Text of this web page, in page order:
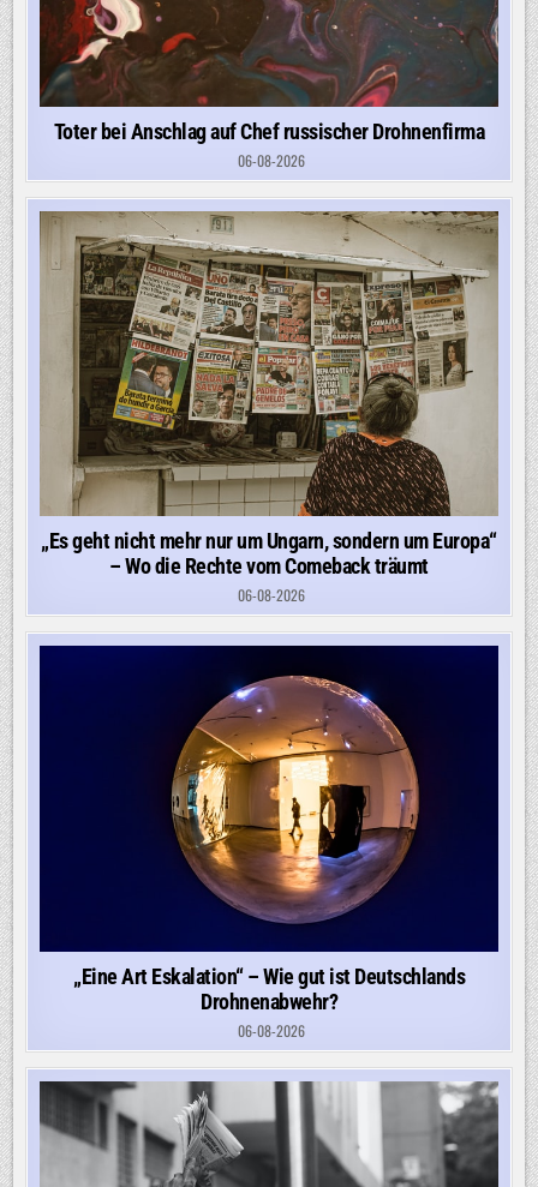
Toter bei Anschlag auf Chef russischer Drohnenfirma
06-08-2026
„Es geht nicht mehr nur um Ungarn, sondern um Europa“
– Wo die Rechte vom Comeback träumt
06-08-2026
„Eine Art Eskalation“ – Wie gut ist Deutschlands
Drohnenabwehr?
06-08-2026